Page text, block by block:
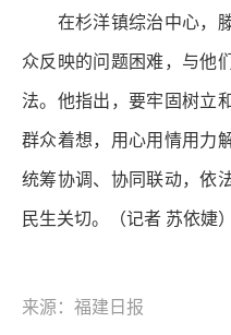
在杉洋镇综治中心，滕
众反映的问题困难，与他
法。他指出，要牢固树立
群众着想，用心用情用力
统筹协调、协同联动，依
民生关切。 （记者 苏依婕）
来源：福建日报